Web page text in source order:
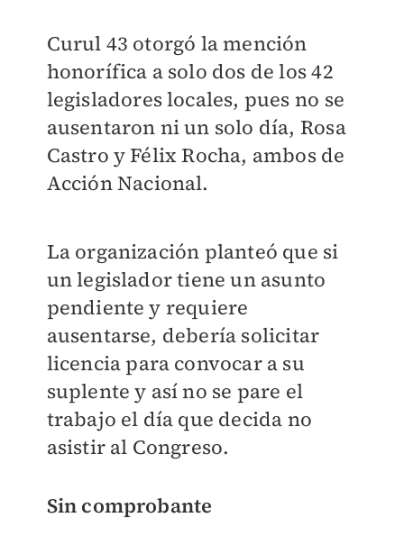
Curul 43 otorgó la mención
honorífica a solo dos de los 42
legisladores locales, pues no se
ausentaron ni un solo día, Rosa
Castro y Félix Rocha, ambos de
Acción Nacional.
La organización planteó que si
un legislador tiene un asunto
pendiente y requiere
ausentarse, debería solicitar
licencia para convocar a su
suplente y así no se pare el
trabajo el día que decida no
asistir al Congreso.
Sin comprobante